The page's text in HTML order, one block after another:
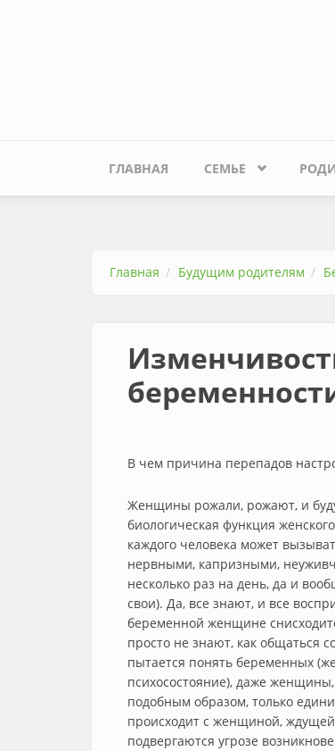
ГЛАВНАЯ СЕМЬЕ
Главная Будущим родителям
В чем причина перепадов
Женщины рожали, рожают, и
биологическая функция
каждого человека может
нервными, капризными,
несколько раз на день, да и
свои). Да, все знают, и все
беременной женщине
просто не знают, как общаться
пытается понять беременных
психосостояние), даже
подобным образом, только
происходит с женщиной,
подвергаются угрозе